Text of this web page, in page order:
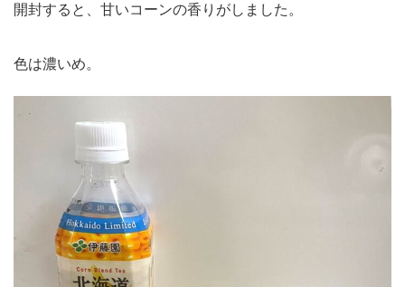
開封すると、甘いコーンの香りがしました。
色は濃いめ。